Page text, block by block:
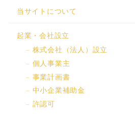
当サイトについて
起業・会社設立
株式会社（法人）設立
個人事業主
事業計画書
中小企業補助金
許認可